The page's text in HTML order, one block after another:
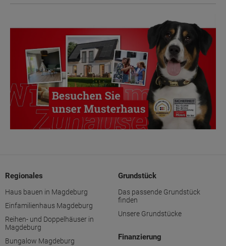
Regionales
Haus bauen in Magdeburg
Einfamilienhaus Magdeburg
Reihen- und Doppelhäuser in
Magdeburg
Bungalow Magdeburg
Grundstück
Das passende Grundstück
finden
Unsere Grundstücke
Finanzierung